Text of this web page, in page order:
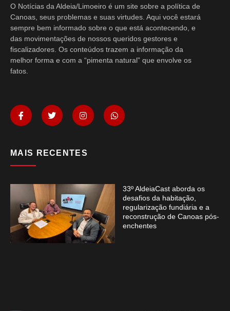
O Notícias da Aldeia/Limoeiro é um site sobre a política de
Canoas, seus problemas e suas virtudes. Aqui você estará
sempre bem informado sobre o que está acontecendo, e
das movimentações de nossos queridos gestores e
fiscalizadores. Os conteúdos trazem a informação da
melhor forma e com a “pimenta natural” que envolve os
fatos.
MAIS RECENTES
33º AldeiaCast aborda os
desafios da habitação,
regularização fundiária e a
reconstrução de Canoas pós-
enchentes